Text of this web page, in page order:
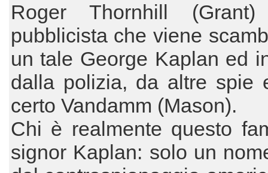
Roger Thornhill
pubblicista che viene
un tale George Kaplan ed
dalla polizia, da altre spie
certo Vandamm (Mason).
Chi è realmente questo
signor Kaplan: solo un